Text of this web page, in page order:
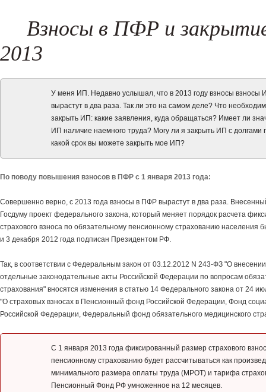
(New!)
Взносы в ПФР и
2013
У меня ИП. Недавно услышал, что в 2013 году взносы взносы
вырастут в два раза. Так ли это на самом деле? Что
закрыть ИП: какие заявления, куда обращаться? Имеет ли
ИП наличие наемного труда? Могу ли я закрыть ИП с
какой срок вы можете закрыть мое ИП?
По поводу повышения взносов в ПФР с 1 января 2013 года:
Совершенно верно, с 2013 года взносы в ПФР вырастут в два раза.
Госдуму проект федерального закона, который меняет порядок расчета
страхового взноса по обязательному пенсионному страхованию населения
и 3 декабря 2012 года подписан Президентом РФ.
Так, в соответствии с Федеральным закон от 03.12.2012 N 243-ФЗ "О
отдельные законодательные акты Российской Федерации по вопросам
страхования" вносятся изменения в статью 14 Федерального закона от 24
"О страховых взносах в Пенсионный фонд Российской Федерации, Фонд
Российской Федерации, Федеральный фонд обязательного медицинского
С 1 января 2013 года фиксированный размер страхового
пенсионному страхованию будет рассчитываться как
минимального размера оплаты труда (МРОТ) и тарифа
Пенсионный Фонд РФ умноженное на 12 месяцев.